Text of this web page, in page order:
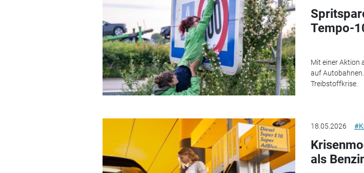
Tempo-
Mit einer Aktion
auf
Treibstoffkrise.
18.05.2026
als